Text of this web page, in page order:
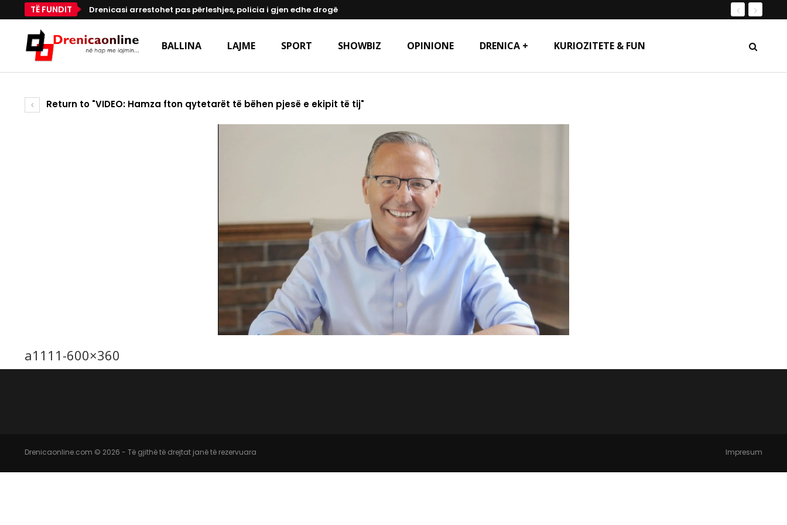
TË FUNDIT Drenicasi arrestohet pas përleshjes, policia i gjen edhe drogë
BALLINA LAJME SPORT SHOWBIZ OPINIONE DRENICA + KURIOZITETE & FUN
Return to "VIDEO: Hamza fton qytetarët të bëhen pjesë e ekipit të tij"
a1111-600×360
Drenicaonline.com © 2026 - Të gjithë të drejtat janë të rezervuara Impresum